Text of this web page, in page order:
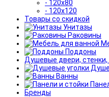
- 120x80
- 120x120
Товары со скидкой
Унитазы
Раковины
Поддоны
Душевые двери,
Ванны
Бренды